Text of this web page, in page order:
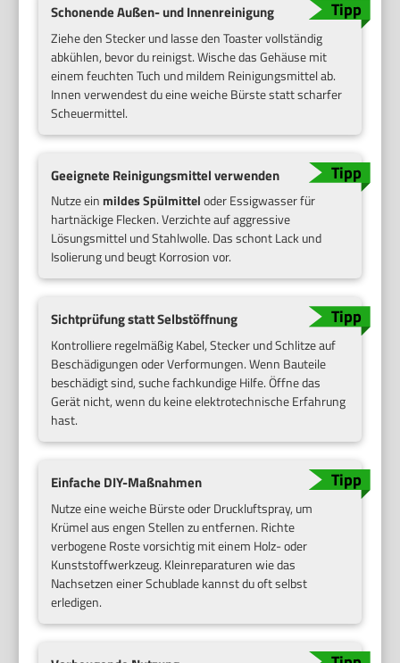
Schonende Außen- und Innenreinigung
Ziehe den Stecker und lasse den Toaster vollständig
abkühlen, bevor du reinigst. Wische das Gehäuse mit
einem feuchten Tuch und mildem Reinigungsmittel ab.
Innen verwendest du eine weiche Bürste statt scharfer
Scheuermittel.
Geeignete Reinigungsmittel verwenden
Nutze einmildes Spülmitteloder Essigwasser für
hartnäckige Flecken. Verzichte auf aggressive
Lösungsmittel und Stahlwolle. Das schont Lack und
Isolierung und beugt Korrosion vor.
Sichtprüfung statt Selbstöffnung
Kontrolliere regelmäßig Kabel, Stecker und Schlitze auf
Beschädigungen oder Verformungen. Wenn Bauteile
beschädigt sind, suche fachkundige Hilfe. Öffne das
Gerät nicht, wenn du keine elektrotechnische Erfahrung
hast.
Einfache DIY-Maßnahmen
Nutze eine weiche Bürste oder Druckluftspray, um
Krümel aus engen Stellen zu entfernen. Richte
verbogene Roste vorsichtig mit einem Holz- oder
Kunststoffwerkzeug. Kleinreparaturen wie das
Nachsetzen einer Schublade kannst du oft selbst
erledigen.